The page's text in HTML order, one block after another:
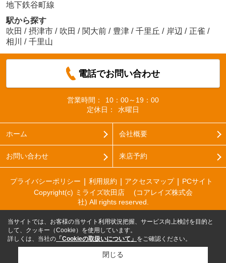
地下鉄谷町線
駅から探す
吹田 / 摂津市 / 吹田 / 関大前 / 豊津 / 千里丘 / 岸辺 / 正雀 /
相川 / 千里山
電話でお問い合わせ
営業時間：
10：00～19：00
定休日：
水曜日
ホーム 会社概要
お問い合わせ 来店予約
プライバシーポリシー 利用規約 アクセスマップ
PCサイト
Copyright(c) ミライズ吹田店 (コアレイズ株式会
社) All rights reserved.
当サイトでは、お客様の当サイト利用状況把握、サービス向上検討を目的と
して、クッキー（Cookie）を使用しています。
詳しくは、当社の 「Cookieの取扱いについて」 をご確認ください。
閉じる